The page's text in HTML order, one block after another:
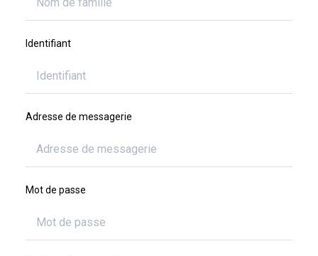
Identifiant
Adresse de messagerie
Mot de passe